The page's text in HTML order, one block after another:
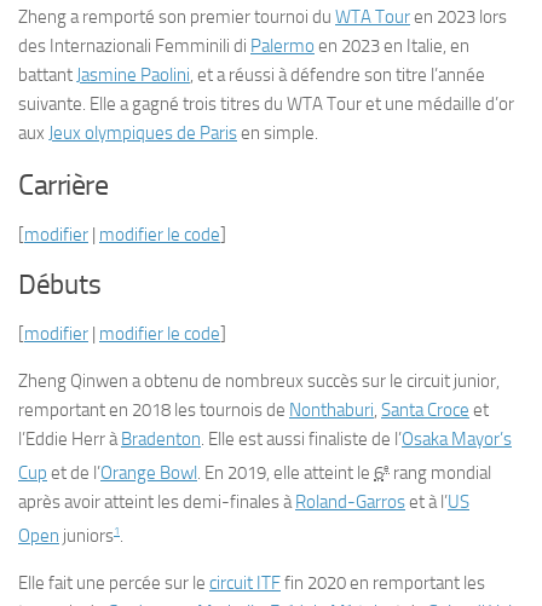
Zheng a remporté son premier tournoi du WTA Touren 2023 lors
des Internazionali Femminili di Palermo en 2023 en Italie, en
battant Jasmine Paolini, et a réussi à défendre son titre l’année
suivante. Elle a gagné trois titres du WTA Tour et une médaille d’or
aux Jeux olympiques de Parisen simple.
Carrière
[modifier | modifier le code]
Débuts
[modifier | modifier le code]
Zheng Qinwen a obtenu de nombreux succès sur le circuit junior,
remportant en 2018 les tournois de Nonthaburi, Santa Croce et
l’Eddie Herr àBradenton. Elle est aussi finaliste de l’Osaka Mayor’s
Cup et de l’Orange Bowl. En 2019, elle atteint le 6e rang mondial
après avoir atteint les demi-finales àRoland-Garroset à l’US
Open juniors1.
Elle fait une percée sur le circuit ITFfin 2020 en remportant les